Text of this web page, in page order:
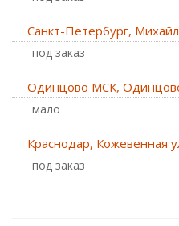
Санкт-Петербург,
Под заказ
Одинцово МСК,
Мало
Краснодар, Кожевенная
Под заказ